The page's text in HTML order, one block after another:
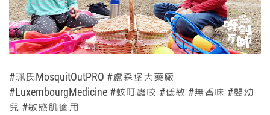
#珮氏MosquitOutPRO #盧森堡大藥廠
#LuxembourgMedicine #蚊叮蟲咬 #低敏 #無香味 #嬰幼
兒 #敏感肌適用